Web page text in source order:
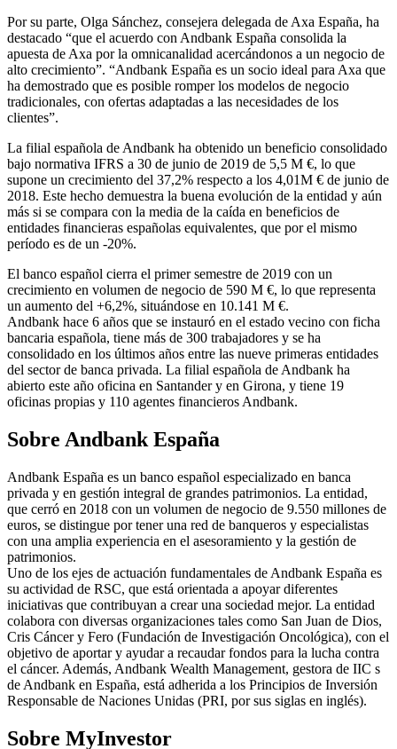
Por su parte, Olga Sánchez, consejera delegada de Axa España, ha
destacado “que el acuerdo con Andbank España consolida la
apuesta de Axa por la omnicanalidad acercándonos a un negocio de
alto crecimiento”. “Andbank España es un socio ideal para Axa que
ha demostrado que es posible romper los modelos de negocio
tradicionales, con ofertas adaptadas a las necesidades de los
clientes”.
La filial española de Andbank ha obtenido un beneficio consolidado
bajo normativa IFRS a 30 de junio de 2019 de 5,5 M €, lo que
supone un crecimiento del 37,2% respecto a los 4,01M € de junio de
2018. Este hecho demuestra la buena evolución de la entidad y aún
más si se compara con la media de la caída en beneficios de
entidades financieras españolas equivalentes, que por el mismo
período es de un -20%.
El banco español cierra el primer semestre de 2019 con un
crecimiento en volumen de negocio de 590 M €, lo que representa
un aumento del +6,2%, situándose en 10.141 M €.
Andbank hace 6 años que se instauró en el estado vecino con ficha
bancaria española, tiene más de 300 trabajadores y se ha
consolidado en los últimos años entre las nueve primeras entidades
del sector de banca privada. La filial española de Andbank ha
abierto este año oficina en Santander y en Girona, y tiene 19
oficinas propias y 110 agentes financieros Andbank.
Sobre Andbank España
Andbank España es un banco español especializado en banca
privada y en gestión integral de grandes patrimonios. La entidad,
que cerró en 2018 con un volumen de negocio de 9.550 millones de
euros, se distingue por tener una red de banqueros y especialistas
con una amplia experiencia en el asesoramiento y la gestión de
patrimonios.
Uno de los ejes de actuación fundamentales de Andbank España es
su actividad de RSC, que está orientada a apoyar diferentes
iniciativas que contribuyan a crear una sociedad mejor. La entidad
colabora con diversas organizaciones tales como San Juan de Dios,
Cris Cáncer y Fero (Fundación de Investigación Oncológica), con el
objetivo de aportar y ayudar a recaudar fondos para la lucha contra
el cáncer. Además, Andbank Wealth Management, gestora de IIC s
de Andbank en España, está adherida a los Principios de Inversión
Responsable de Naciones Unidas (PRI, por sus siglas en inglés).
Sobre MyInvestor